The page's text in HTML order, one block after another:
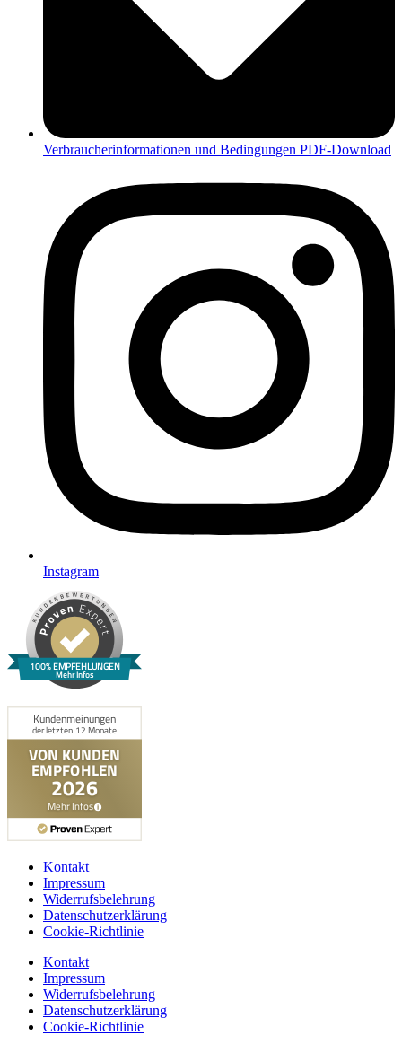
Verbraucherinformationen und Bedingungen PDF-Download
Instagram
100% EMPFEHLUNGEN
Mehr Infos
Kontakt
Impressum
Widerrufsbelehrung
Datenschutzerklärung
Cookie-Richtlinie
Kontakt
Impressum
Widerrufsbelehrung
Datenschutzerklärung
Cookie-Richtlinie